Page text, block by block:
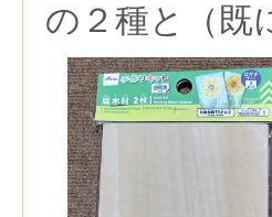
の２種と（既